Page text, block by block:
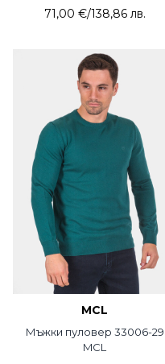
71,00 €/138,86 лв.
MCL
Мъжки пуловер 33006-29
MCL